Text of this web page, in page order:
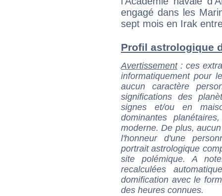
engagé dans les
sept mois en Irak
Profil astrologique
Avertissement: ces
informatiquement pour
aucun caractère
significations des
signes et/ou en
dominantes
moderne. De plus,
l'honneur d'une
portrait astrologique
site polémique. A
recalculées
domification avec le
des heures connues.